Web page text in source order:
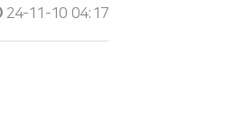
24-11-10 04:17